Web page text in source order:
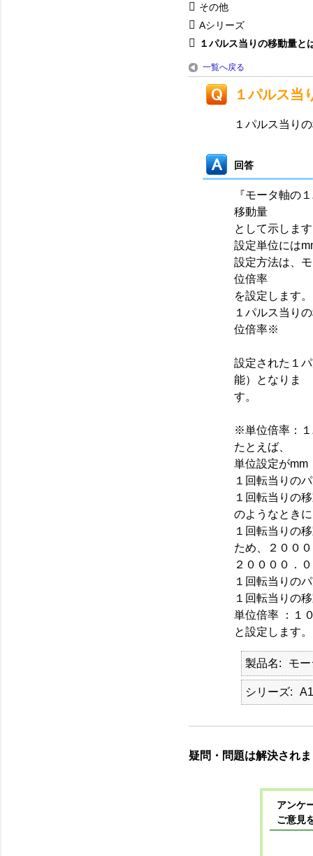
その他
Aシリーズ
１パルス当りの移動量と
一覧へ戻る
１パルス当
１パルス当り
回答
『モータ軸の
移動量
として示しま
設定単位には
設定方法は、
位倍率
を設定します。
１パルス当り
位倍率※
設定された１
能）となりま
す。
※単位倍率：
たとえば、
単位設定がmm
１回転当りの
１回転当りの
のようなとき
１回転当りの
ため、２００
２００００．
１回転当りの
１回転当りの
単位倍率 ：１
と設定します。
製品名 モ
シリーズ
疑問・問題は解決され
アンケ
ご意見